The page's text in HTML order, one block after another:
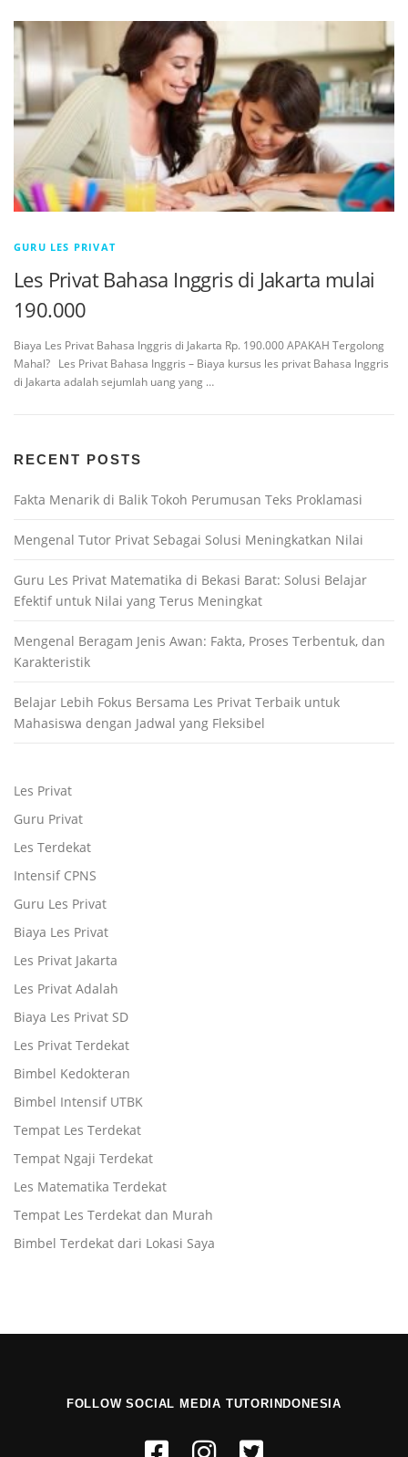
GURU LES PRIVAT
Les Privat Bahasa Inggris di Jakarta mulai
190.000
Biaya Les Privat Bahasa Inggris di Jakarta Rp. 190.000 APAKAH Tergolong
Mahal? Les Privat Bahasa Inggris – Biaya kursus les privat Bahasa Inggris
di Jakarta adalah sejumlah uang yang …
RECENT POSTS
Fakta Menarik di Balik Tokoh Perumusan Teks Proklamasi
Mengenal Tutor Privat Sebagai Solusi Meningkatkan Nilai
Guru Les Privat Matematika di Bekasi Barat: Solusi Belajar
Efektif untuk Nilai yang Terus Meningkat
Mengenal Beragam Jenis Awan: Fakta, Proses Terbentuk, dan
Karakteristik
Belajar Lebih Fokus Bersama Les Privat Terbaik untuk
Mahasiswa dengan Jadwal yang Fleksibel
Les Privat
Guru Privat
Les Terdekat
Intensif CPNS
Guru Les Privat
Biaya Les Privat
Les Privat Jakarta
Les Privat Adalah
Biaya Les Privat SD
Les Privat Terdekat
Bimbel Kedokteran
Bimbel Intensif UTBK
Tempat Les Terdekat
Tempat Ngaji Terdekat
Les Matematika Terdekat
Tempat Les Terdekat dan Murah
Bimbel Terdekat dari Lokasi Saya
FOLLOW SOCIAL MEDIA TUTORINDONESIA